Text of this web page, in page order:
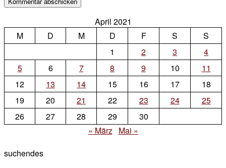
April 2021
M
D M D F S
S
1
2 3
4
5
6 7 8 9 10
11
12
13 14 15 16 17
18
19
20 21 22 23 24
25
26
27 28 29
30
« März Mai »
suchendes